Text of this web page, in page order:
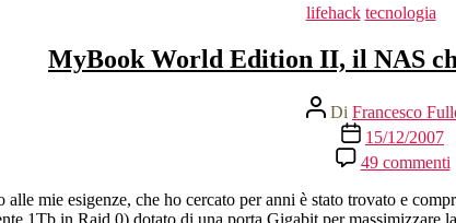
Categorie
lifehack tecnologia
MyBook World Edition II, il NAS
Autore
articolo
Di Francesco
Data
dell'articolo
15/12/2007
49 commentisu
alle mie esigenze, che ho cercato per anni è stato trovato e
1Tb in Raid 0) dotato di una porta Gigabit per massimizzare